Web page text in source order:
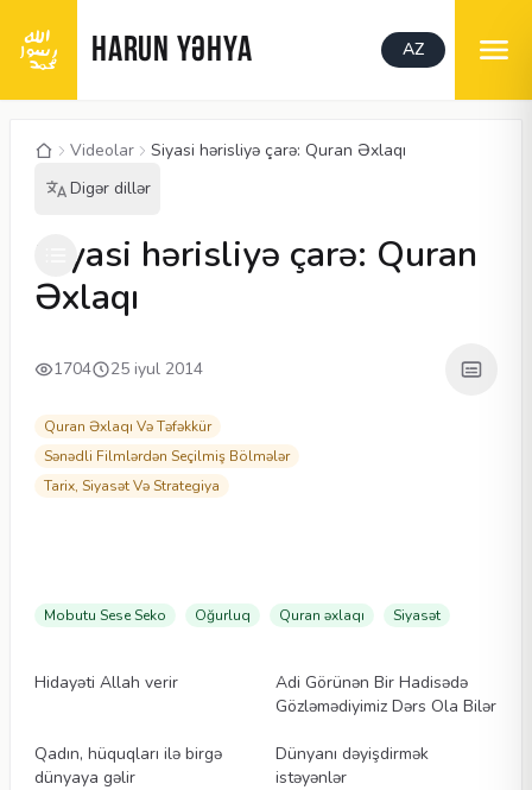
HARUN YƏHYA AZ
Videolar
Siyasi hərisliyə çarə: Quran Əxlaqı
Digər dillər
Siyasi hərisliyə çarə: Quran
Əxlaqı
1704 25 iyul 2014
Quran Əxlaqı Və Təfəkkür
Sənədli Filmlərdən Seçilmiş Bölmələr
Tarix, Siyasət Və Strategiya
Mobutu Sese Seko Oğurluq Quran əxlaqı Siyasət
Hidayəti Allah verir
Adi Görünən Bir Hadisədə
Gözləmədiyimiz Dərs Ola Bilər
Qadın, hüquqları ilə birgə
dünyaya gəlir
Dünyanı dəyişdirmək
istəyənlər